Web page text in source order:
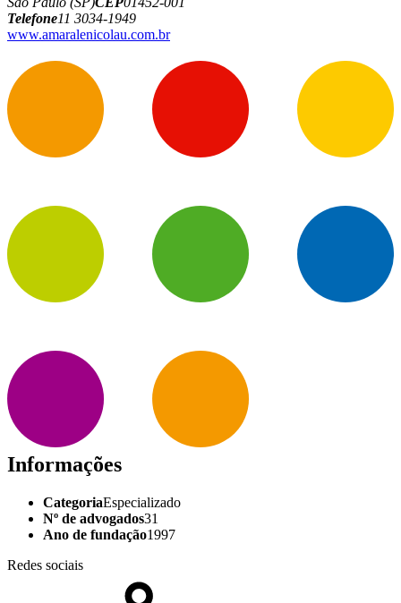
Telefone11 3034-1949
www.amaralenicolau.com.br
Informações
CategoriaEspecializado
Nº de advogados31
Ano de fundação1997
Redes sociais